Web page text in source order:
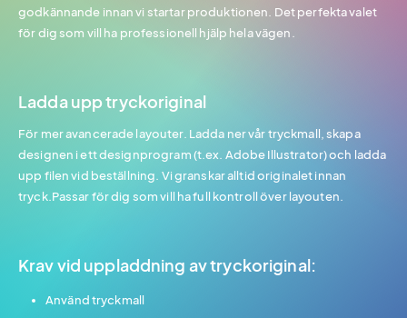
godkännande innan vi startar produktionen. Det perfekta valet
för dig som vill ha professionell hjälp hela vägen.
Ladda upp tryckoriginal
För mer avancerade layouter. Ladda ner vår tryckmall, skapa
designen i ett designprogram (t.ex. Adobe Illustrator) och ladda
upp filen vid beställning. Vi granskar alltid originalet innan
tryck.Passar för dig som vill ha full kontroll över layouten.
Krav vid uppladdning av tryckoriginal:
Använd tryckmall